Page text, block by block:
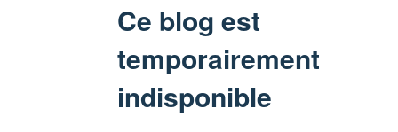
Ce blog est
temporairement
indisponible